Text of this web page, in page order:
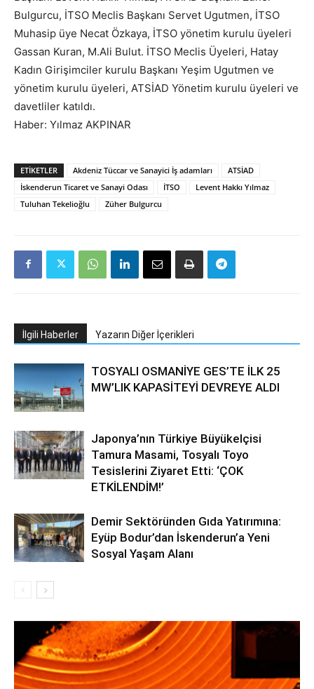
Bulgurcu, İTSO Meclis Başkanı Servet Ugutmen, İTSO
Muhasip üye Necat Özkaya, İTSO yönetim kurulu üyeleri
Gassan Kuran, M.Ali Bulut. İTSO Meclis Üyeleri, Hatay
Kadın Girişimciler kurulu Başkanı Yeşim Ugutmen ve
yönetim kurulu üyeleri, ATSİAD Yönetim kurulu üyeleri ve
davetliler katıldı.
Haber: Yılmaz AKPINAR
ETIKETLER Akdeniz Tüccar ve Sanayici İş adamları
ATSİAD
İskenderun Ticaret ve Sanayi Odası
İTSO
Levent Hakkı Yılmaz
Tuluhan Tekelioğlu
Züher Bulgurcu
İlgili Haberler Yazarın Diğer İçerikleri
TOSYALI OSMANİYE GES’TE İLK 25
MW’LIK KAPASİTEYİ DEVREYE ALDI
Japonya’nın Türkiye Büyükelçisi
Tamura Masami, Tosyalı Toyo
Tesislerini Ziyaret Etti: ‘ÇOK
ETKİLENDİM!’
Demir Sektöründen Gıda Yatırımına:
Eyüp Bodur’dan İskenderun’a Yeni
Sosyal Yaşam Alanı